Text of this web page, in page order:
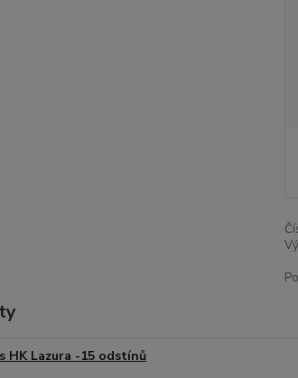
HK Lazura -15 odstínů